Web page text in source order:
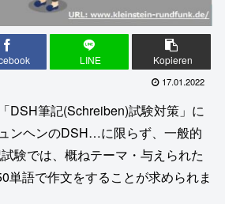
LINE Kopieren
17.01.2022
DSH筆記(Schreiben)試験対策」に
ンヘンのDSH…に限らず、一般的
験では、概ねテーマ・与えられた
単語で作文をすることが求められま